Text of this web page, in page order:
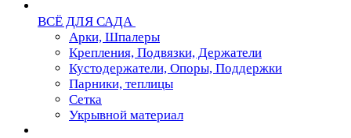
ВСЁ ДЛЯ САДА
Арки, Шпалеры
Крепления, Подвязки, Держатели
Кустодержатели, Опоры, Поддержки
Парники, теплицы
Сетка
Укрывной материал